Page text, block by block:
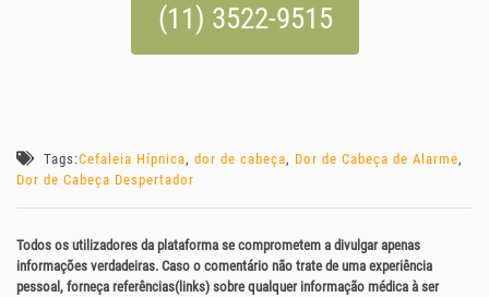
(11) 3522-9515
Tags:Cefaleia Hípnica, dor de cabeça, Dor de Cabeça de Alarme,
Dor de Cabeça Despertador
Todos os utilizadores da plataforma se comprometem a divulgar apenas
informações verdadeiras. Caso o comentário não trate de uma experiência
pessoal, forneça referências(links) sobre qualquer informação médica à ser